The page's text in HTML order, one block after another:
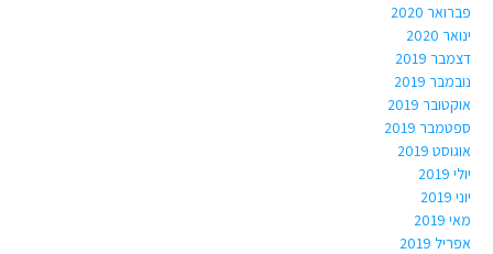
פברואר 2020
ינואר 2020
דצמבר 2019
נובמבר 2019
אוקטובר 2019
ספטמבר 2019
אוגוסט 2019
יולי 2019
יוני 2019
מאי 2019
אפריל 2019